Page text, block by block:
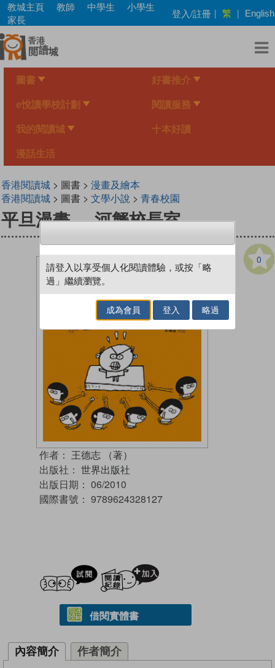
Skip
main
content
教城主頁 教師 中學生
小學生
家長
登入/註冊 | 繁 | English
圖書 好書推介
e悅讀學校計劃 閱讀服務
我的閱讀城 十本好讀
漫話生活
香港閱讀城> 圖書 > 漫畫及繪本
香港閱讀城> 圖書 > 文學小說 > 青春校園
平旦漫畫──河蟹校長室
0
作者： 王德志 （著）
出版社： 世界出版社
出版日期： 06/2010
國際書號： 9789624328127
試閲
借閱實體書
內容簡介 作者簡介
請登入以享受個人化閱讀體驗，或按「略
過」繼續瀏覽。
成為會員 登入 略過